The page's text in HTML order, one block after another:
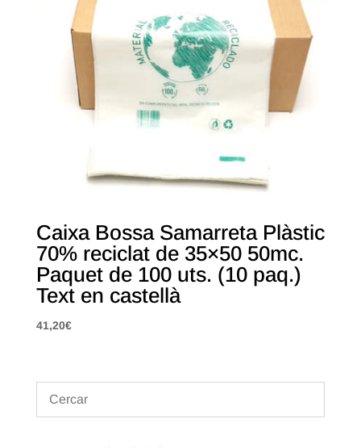
Caixa Bossa Samarreta Plàstic
70% reciclat de 35×50 50mc.
Paquet de 100 uts. (10 paq.)
Text en castellà
41,20€